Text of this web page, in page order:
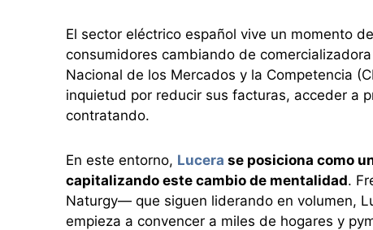
El sector eléctrico español vive un momento
consumidores cambiando de
Nacional de los Mercados y la Competencia
inquietud por reducir sus facturas, acceder a
contratando.
En este entorno, Lucera se posiciona como
capitalizando este cambio de mentalidad.
Naturgy— que siguen liderando en volumen,
empieza a convencer a miles de hogares y